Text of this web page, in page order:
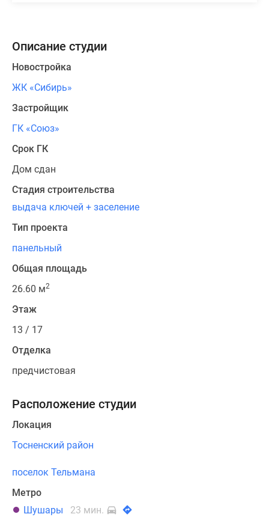
Описание студии
Новостройка
ЖК «Сибирь»
Застройщик
ГК «Союз»
Срок ГК
Дом сдан
Стадия строительства
выдача ключей + заселение
Тип проекта
панельный
Общая площадь
26.60 м2
Этаж
13 / 17
Отделка
предчистовая
Расположение студии
Локация
Тосненский район
поселок Тельмана
Метро
Шушары
23 мин.